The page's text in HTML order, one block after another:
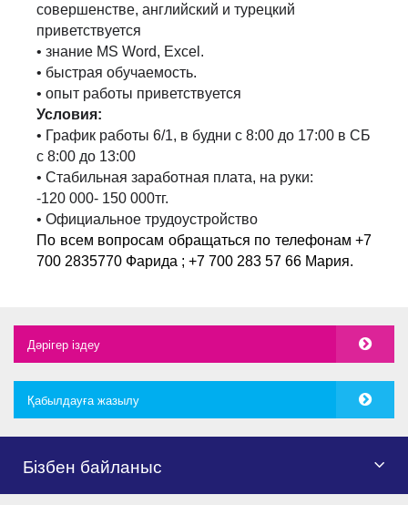
совершенстве, английский и турецкий
приветствуется
• знание MS Word, Excel.
• быстрая обучаемость.
• опыт работы приветствуется
Условия:
• График работы 6/1, в будни с 8:00 до 17:00 в СБ
с 8:00 до 13:00
• Стабильная заработная плата, на руки:
-120 000- 150 000тг.
• Официальное трудоустройство
По всем вопросам обращаться по телефонам +7
700 2835770 Фарида ; +7 700 283 57 66 Мария.
Дәрігер іздеу
Қабылдауға жазылу
Бізбен байланыс